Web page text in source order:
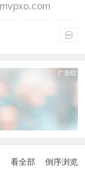
看全部 倒序浏览